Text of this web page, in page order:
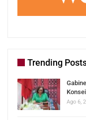
Trending
Ago 6,